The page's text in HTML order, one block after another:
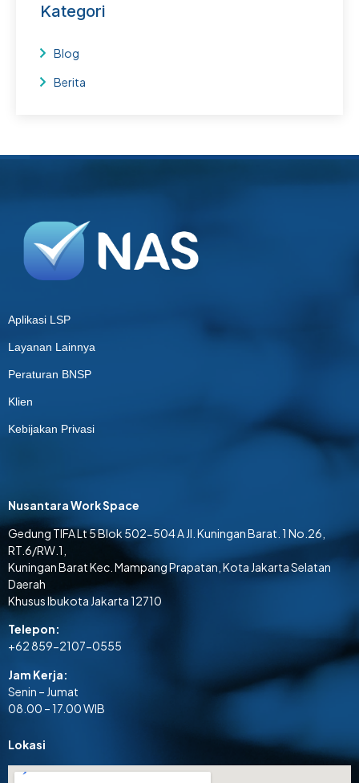
Kategori
Blog
Berita
Aplikasi LSP
Layanan Lainnya
Peraturan BNSP
Klien
Kebijakan Privasi
Nusantara Work Space
Gedung TIFA Lt 5 Blok 502-504 A Jl. Kuningan Barat. 1 No.26,
RT.6/RW.1,
Kuningan Barat Kec. Mampang Prapatan, Kota Jakarta Selatan
Daerah
Khusus Ibukota Jakarta 12710
Telepon:
+62 859-2107-0555
Jam Kerja:
Senin – Jumat
08.00 – 17.00 WIB
Lokasi